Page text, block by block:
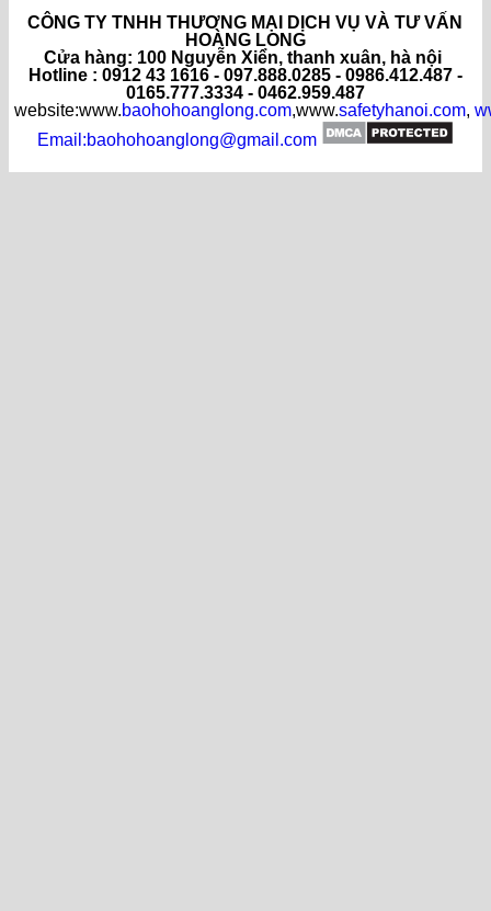
CÔNG TY TNHH THƯƠNG MẠI DỊCH VỤ VÀ TƯ VẤN
HOÀNG LONG
Cửa hàng: 100 Nguyễn Xiển, thanh xuân, hà nội
Hotline : 0912 43 1616 - 097.888.0285 - 0986.412.487 -
0165.777.3334 - 0462.959.487
website:www.baohohoanglong.com,www.safetyhanoi.com,
Email:baohohoanglong@gmail.com